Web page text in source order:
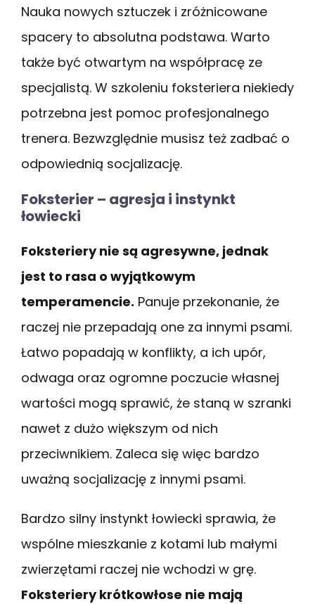
Nauka nowych sztuczek i zróżnicowane
spacery to absolutna podstawa. Warto
także być otwartym na współpracę ze
specjalistą. W szkoleniu foksteriera niekiedy
potrzebna jest pomoc profesjonalnego
trenera. Bezwzględnie musisz też zadbać o
odpowiednią socjalizację.
Foksterier – agresja i instynkt
łowiecki
Foksteriery nie są agresywne, jednak
jest to rasa o wyjątkowym
temperamencie. Panuje przekonanie, że
raczej nie przepadają one za innymi psami.
Łatwo popadają w konflikty, a ich upór,
odwaga oraz ogromne poczucie własnej
wartości mogą sprawić, że staną w szranki
nawet z dużo większym od nich
przeciwnikiem. Zaleca się więc bardzo
uważną socjalizację z innymi psami.
Bardzo silny instynkt łowiecki sprawia, że
wspólne mieszkanie z kotami lub małymi
zwierzętami raczej nie wchodzi w grę.
Foksteriery krótkowłose nie mają